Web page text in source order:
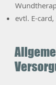
W
evtl. E-